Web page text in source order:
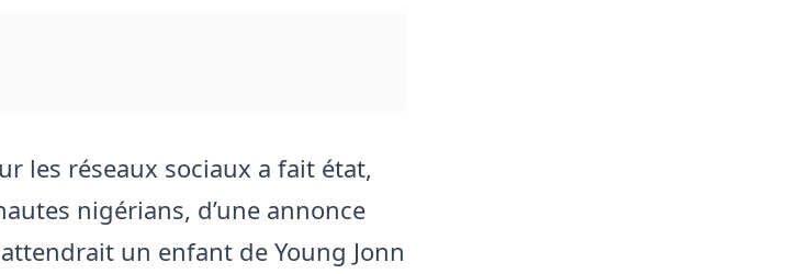
les réseaux sociaux a fait état,
nigérians, d’une annonce
un enfant de Young Jonn